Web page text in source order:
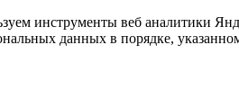
инструменты веб аналитики
данных в порядке,